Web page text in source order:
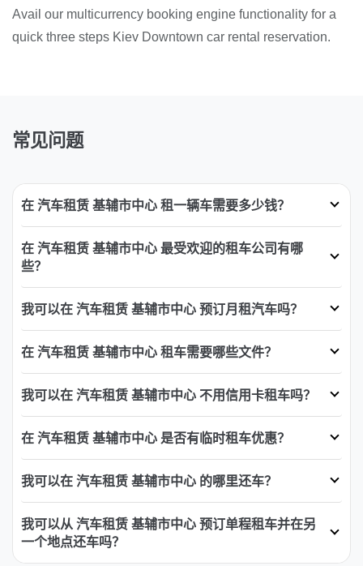
Avail our multicurrency booking engine functionality for a
quick three steps Kiev Downtown car rental reservation.
常见问题
在 汽车租赁 基辅市中心 租一辆车需要多少钱？
在 汽车租赁 基辅市中心 最受欢迎的租车公司有哪
些？
我可以在 汽车租赁 基辅市中心 预订月租汽车吗？
在 汽车租赁 基辅市中心 租车需要哪些文件？
我可以在 汽车租赁 基辅市中心 不用信用卡租车吗？
在 汽车租赁 基辅市中心 是否有临时租车优惠？
我可以在 汽车租赁 基辅市中心 的哪里还车？
我可以从 汽车租赁 基辅市中心 预订单程租车并在另
一个地点还车吗？